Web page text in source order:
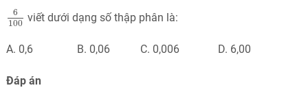
6
100
6100
viết dưới dạng số thập phân là:
A. 0,6 B. 0,06 C. 0,006 D. 6,00
Đáp án